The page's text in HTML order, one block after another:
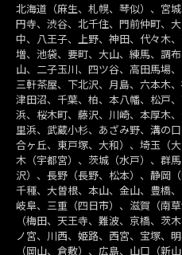
北海道（麻生、札幌、琴似）、宮
円寺、渋谷、北千住、門前仲町、
中、八王子、上野、神田、代々木
増、池袋、要町、大山、練馬、調
山、二子玉川、四ツ谷、高田馬場
三軒茶屋、下北沢、月島、六本木
津田沼、千葉、柏、本八幡、松戸
浜、桜木町、藤沢、川崎、本厚木
里浜、武蔵小杉、あざみ野、溝の
合ヶ丘、東戸塚、大和）、埼玉（
木（宇都宮）、茨城（水戸）、群
沢）、長野（長野、松本）、静岡
千種、大曽根、本山、金山、豊橋
岐阜、三重（四日市）、滋賀（南
（梅田、天王寺、難波、京橋、茨
ノ宮、川西、姫路、西宮、宝塚、
（岡山、倉敷）、広島、山口（新